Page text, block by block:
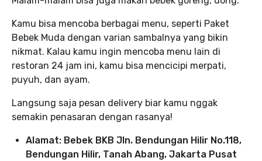
Kamu bisa mencoba berbagai menu, seperti Paket
Bebek Muda dengan varian sambalnya yang bikin
nikmat. Kalau kamu ingin mencoba menu lain di
restoran 24 jam ini, kamu bisa mencicipi merpati,
puyuh, dan ayam.
Langsung saja pesan delivery biar kamu nggak
semakin penasaran dengan rasanya!
Alamat: Bebek BKB Jln. Bendungan Hilir No.118,
Bendungan Hilir, Tanah Abang, Jakarta Pusat